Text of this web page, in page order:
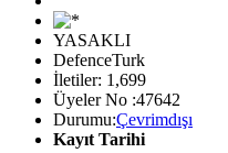
YASAKLI
DefenceTurk
İletiler: 1,699
Üyeler No :47642
Durumu:Çevrimdışı
Kayıt Tarihi